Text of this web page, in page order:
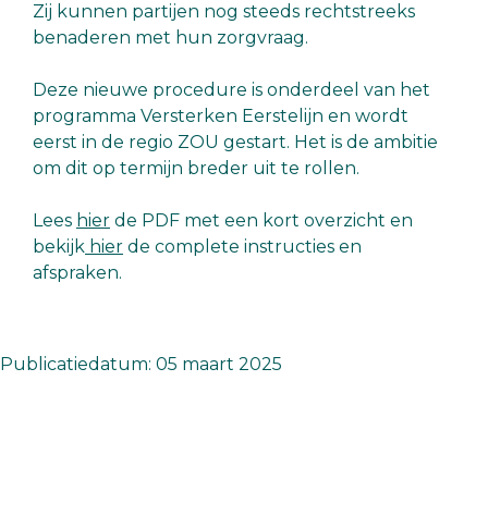
Zij kunnen partijen nog steeds rechtstreeks
benaderen met hun zorgvraag.
Deze nieuwe procedure is onderdeel van het
programma Versterken Eerstelijn en wordt
eerst in de regio ZOU gestart. Het is de ambitie
om dit op termijn breder uit te rollen.
Lees hier de PDF met een kort overzicht en
bekijk hier de complete instructies en
afspraken.
Publicatiedatum: 05 maart 2025